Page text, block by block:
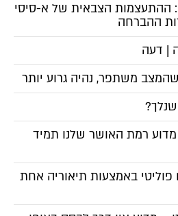
ההתעצמות הצבאית של א-סיסי
ההברחה
| דעה
משתפר, נהיה גרוע יותר
מדוע רמת האושר שלנו תמיד
באמצעות תיאוריה אחת